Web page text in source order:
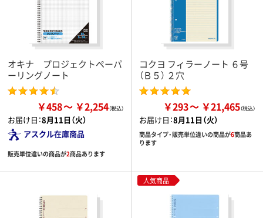
オキナ プロジェクトペーパ
ーリングノート
￥458 ￥2,254
お届け日：8月11日（火）
アスクル在庫商品
販売単位違いの商品が2商品あります
コクヨ フィラーノート ６号
（Ｂ５） ２穴
￥293 ￥21,465
お届け日：8月11日（火）
商品タイプ・販売単位違いの商品が6商品あ
ります
人気商品